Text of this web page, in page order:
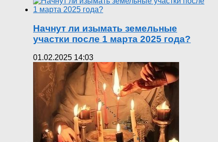
Начнут ли изымать земельные
участки после 1 марта 2025 года?
01.02.2025 14:03